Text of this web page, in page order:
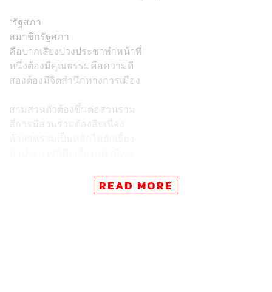
“รัฐสภา
สมาชิกรัฐสภา
คือปากเสียงปวงประชาทำหน้าที่
หนึ่งต้องมีคุณธรรมคือความดี
สองต้องมีจิตสำนึกทางการเมือง
สามส่วนตัวต้องขึ้นต่อส่วนรวม
สี่การมีส่วนร่วมต้องสืบเนื่อง
สุริยันจันทราจักรราศี
หมุนเคลื่อนวันเดือนปีปีใหม่เก่า
READ MORE